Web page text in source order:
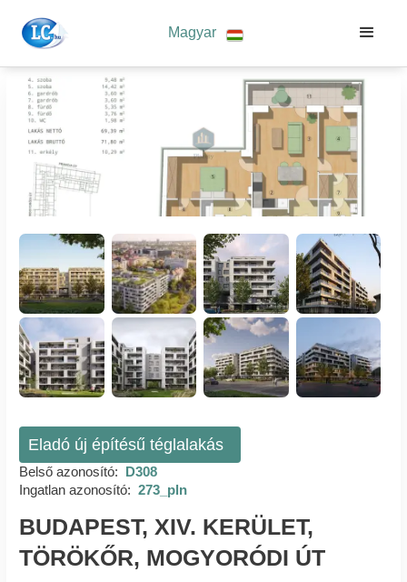
Magyar
Eladó új építésű téglalakás
Belső azonosító: D308
Ingatlan azonosító: 273_pln
BUDAPEST, XIV. KERÜLET,
TÖRÖKŐR, MOGYORÓDI ÚT